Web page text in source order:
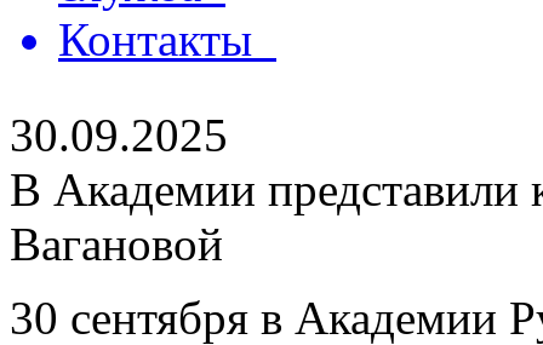
Контакты
30.09.2025
В Академии
Вагановой
30 сентября в Академии